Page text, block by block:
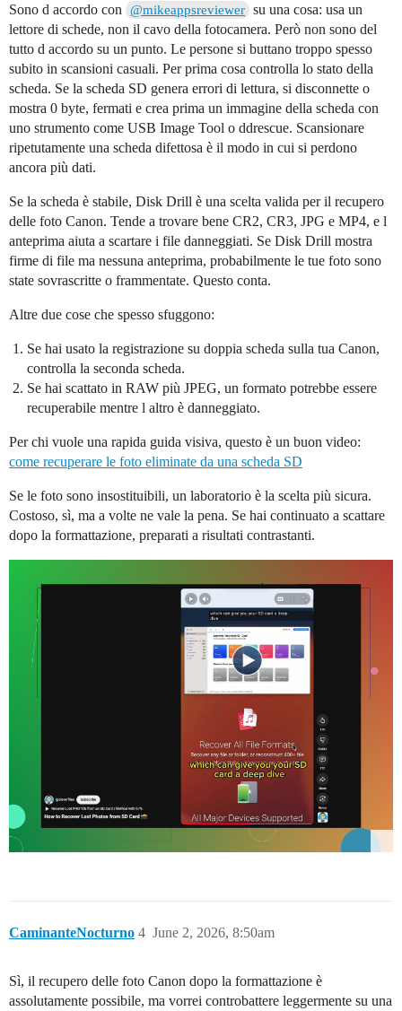
Sono d accordo con @mikeappsreviewer su una cosa: usa un
lettore di schede, non il cavo della fotocamera. Però non sono del
tutto d accordo su un punto. Le persone si buttano troppo spesso
subito in scansioni casuali. Per prima cosa controlla lo stato della
scheda. Se la scheda SD genera errori di lettura, si disconnette o
mostra 0 byte, fermati e crea prima un immagine della scheda con
uno strumento come USB Image Tool o ddrescue. Scansionare
ripetutamente una scheda difettosa è il modo in cui si perdono
ancora più dati.
Se la scheda è stabile, Disk Drill è una scelta valida per il recupero
delle foto Canon. Tende a trovare bene CR2, CR3, JPG e MP4, e l
anteprima aiuta a scartare i file danneggiati. Se Disk Drill mostra
firme di file ma nessuna anteprima, probabilmente le tue foto sono
state sovrascritte o frammentate. Questo conta.
Altre due cose che spesso sfuggono:
Se hai usato la registrazione su doppia scheda sulla tua Canon,
controlla la seconda scheda.
Se hai scattato in RAW più JPEG, un formato potrebbe essere
recuperabile mentre l altro è danneggiato.
Per chi vuole una rapida guida visiva, questo è un buon video:
come recuperare le foto eliminate da una scheda SD
Se le foto sono insostituibili, un laboratorio è la scelta più sicura.
Costoso, sì, ma a volte ne vale la pena. Se hai continuato a scattare
dopo la formattazione, preparati a risultati contrastanti.
CaminanteNocturno June 2, 2026, 8:50am
4
Sì, il recupero delle foto Canon dopo la formattazione è
assolutamente possibile, ma vorrei controbattere leggermente su una